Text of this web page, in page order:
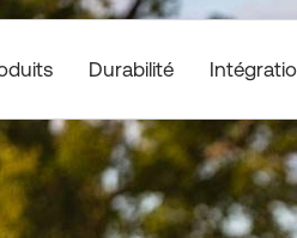
Durabilité